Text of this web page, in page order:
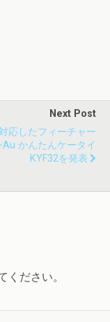
Next Post
応したフィーチャー
au かんたんケータイ
KYF32を発表
ください。